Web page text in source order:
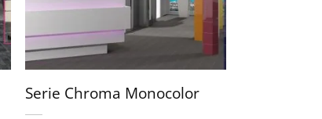
Serie Chroma Monocolor